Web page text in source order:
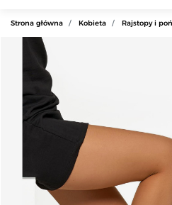
Strona główna Kobieta Rajstopy i